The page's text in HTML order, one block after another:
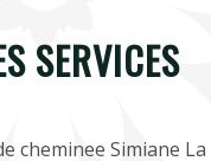
SERVICES
cheminee Simiane La